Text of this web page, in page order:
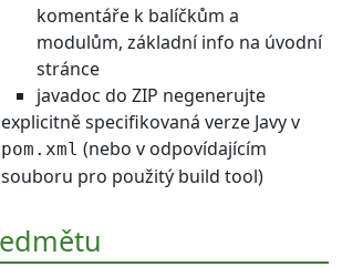
komentáře k balíčkům a
modulům, základní info na úvodní
stránce
javadoc do ZIP negenerujte
explicitně specifikovaná verze Javy v
pom.xml (nebo v odpovídajícím
souboru pro použitý build tool)